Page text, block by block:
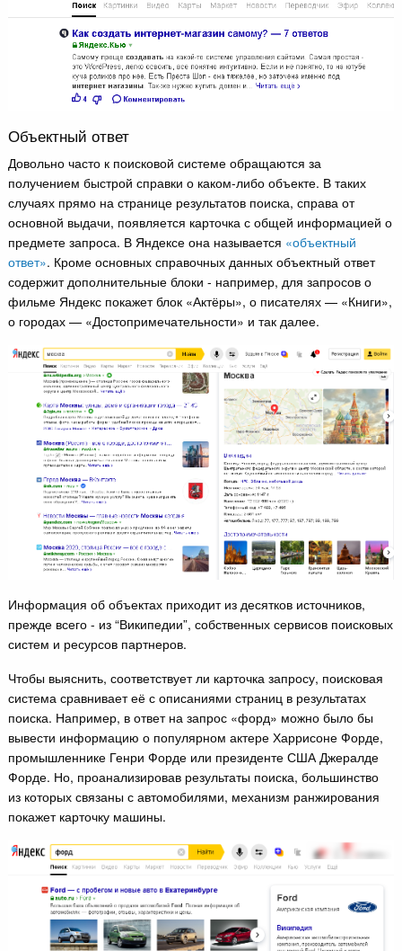
Объектный ответ
Довольно часто к поисковой системе обращаются за
получением быстрой справки о каком-либо объекте. В таких
случаях прямо на странице результатов поиска, справа от
основной выдачи, появляется карточка с общей информацией о
предмете запроса. В Яндексе она называется «объектный
ответ». Кроме основных справочных данных объектный ответ
содержит дополнительные блоки - например, для запросов о
фильме Яндекс покажет блок «Актёры», о писателях — «Книги»,
о городах — «Достопримечательности» и так далее.
Информация об объектах приходит из десятков источников,
прежде всего - из “Википедии”, собственных сервисов поисковых
систем и ресурсов партнеров.
Чтобы выяснить, соответствует ли карточка запросу, поисковая
система сравнивает её с описаниями страниц в результатах
поиска. Например, в ответ на запрос «форд» можно было бы
вывести информацию о популярном актере Харрисоне Форде,
промышленнике Генри Форде или президенте США Джералде
Форде. Но, проанализировав результаты поиска, большинство
из которых связаны с автомобилями, механизм ранжирования
покажет карточку машины.